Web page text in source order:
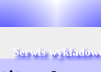
Serwis